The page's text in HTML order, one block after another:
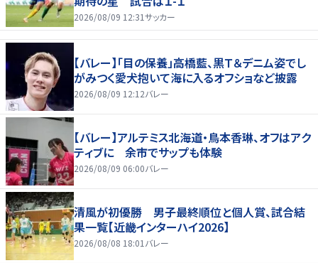
2026/08/09 12:31サッカー
【バレー】「目の保養」高橋藍、黒Ｔ＆デニム姿でし
がみつく愛犬抱いて海に入るオフショなど披露
2026/08/09 12:12バレー
【バレー】アルテミス北海道・鳥本香琳、オフはアク
ティブに 余市でサップも体験
2026/08/09 06:00バレー
清風が初優勝 男子最終順位と個人賞、試合結
果一覧【近畿インターハイ2026】
2026/08/08 18:01 バレー